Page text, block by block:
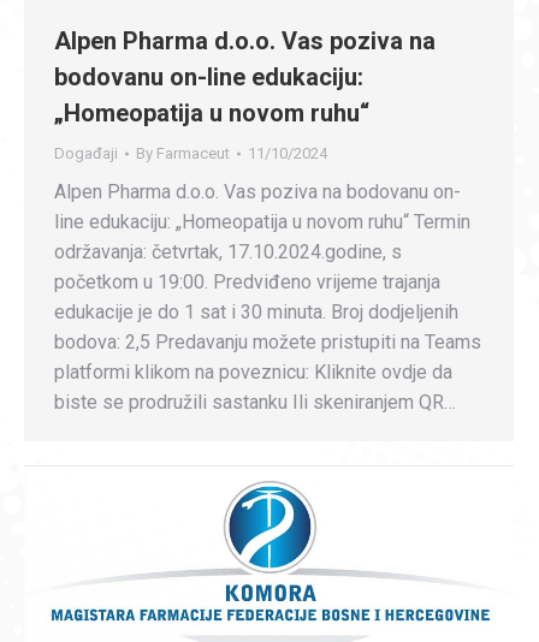
Alpen Pharma d.o.o. Vas poziva na
bodovanu on-line edukaciju:
„Homeopatija u novom ruhu“
Događaji By Farmaceut 11/10/2024
Alpen Pharma d.o.o. Vas poziva na bodovanu on-
line edukaciju: „Homeopatija u novom ruhu“ Termin
održavanja: četvrtak, 17.10.2024.godine, s
početkom u 19:00. Predviđeno vrijeme trajanja
edukacije je do 1 sat i 30 minuta. Broj dodjeljenih
bodova: 2,5 Predavanju možete pristupiti na Teams
platformi klikom na poveznicu: Kliknite ovdje da
biste se prodružili sastanku Ili skeniranjem QR…